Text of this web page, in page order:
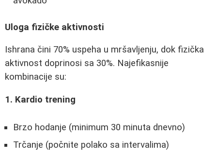
Uloga fizičke aktivnosti
Ishrana čini 70% uspeha u mršavljenju, dok fizička
aktivnost doprinosi sa 30%. Najefikasnije
kombinacije su:
1. Kardio trening
Brzo hodanje (minimum 30 minuta dnevno)
Trčanje (počnite polako sa intervalima)